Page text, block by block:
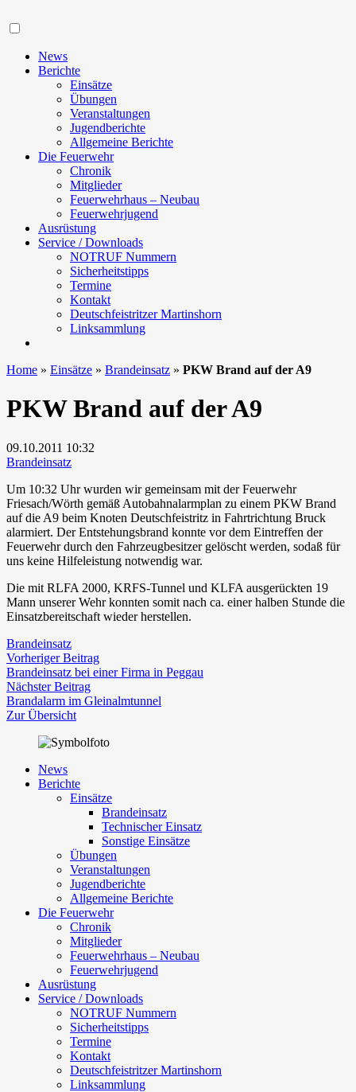
News
Berichte
Einsätze
Übungen
Veranstaltungen
Jugendberichte
Allgemeine Berichte
Die Feuerwehr
Chronik
Mitglieder
Feuerwehrhaus – Neubau
Feuerwehrjugend
Ausrüstung
Service / Downloads
NOTRUF Nummern
Sicherheitstipps
Termine
Kontakt
Deutschfeistritzer Martinshorn
Linksammlung
Home » Einsätze » Brandeinsatz » PKW Brand auf der A9
PKW Brand auf der A9
09.10.2011 10:32
Brandeinsatz
Um 10:32 Uhr wurden wir gemeinsam mit der Feuerwehr
Friesach/Wörth gemäß Autobahnalarmplan zu einem PKW Brand
auf die A9 beim Knoten Deutschfeistritz in Fahrtrichtung Bruck
alarmiert. Der Entstehungsbrand konnte vor dem Eintreffen der
Feuerwehr durch den Fahrzeugbesitzer gelöscht werden, sodaß für
uns keine Hilfeleistung notwendig war.
Die mit RLFA 2000, KRFS-Tunnel und KLFA ausgerückten 19
Mann unserer Wehr konnten somit nach ca. einer halben Stunde die
Einsatzbereitschaft wieder herstellen.
Brandeinsatz
Beitragsnavigation
Vorheriger BeitragVorheriger
Beitrag:
Brandeinsatz bei einer Firma in Peggau
Nächster BeitragNächster
Beitrag:
Brandalarm im Gleinalmtunnel
Zur Übersicht
News
Berichte
Einsätze
Brandeinsatz
Technischer Einsatz
Sonstige Einsätze
Übungen
Veranstaltungen
Jugendberichte
Allgemeine Berichte
Die Feuerwehr
Chronik
Mitglieder
Feuerwehrhaus – Neubau
Feuerwehrjugend
Ausrüstung
Service / Downloads
NOTRUF Nummern
Sicherheitstipps
Termine
Kontakt
Deutschfeistritzer Martinshorn
Linksammlung